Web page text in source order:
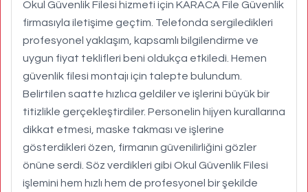
Okul Güvenlik Filesi hizmeti için KARACA File Güvenlik
firmasıyla iletişime geçtim. Telefonda sergiledikleri
profesyonel yaklaşım, kapsamlı bilgilendirme ve
uygun fiyat teklifleri beni oldukça etkiledi. Hemen
güvenlik filesi montajı için talepte bulundum.
Belirtilen saatte hızlıca geldiler ve işlerini büyük bir
titizlikle gerçekleştirdiler. Personelin hijyen kurallarına
dikkat etmesi, maske takması ve işlerine
gösterdikleri özen, firmanın güvenilirliğini gözler
önüne serdi. Söz verdikleri gibi Okul Güvenlik Filesi
işlemini hem hızlı hem de profesyonel bir şekilde